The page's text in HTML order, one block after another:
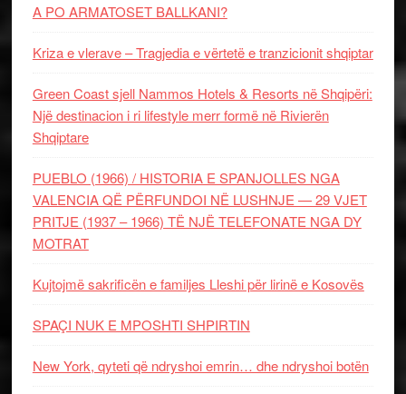
A PO ARMATOSET BALLKANI?
Kriza e vlerave – Tragjedia e vërtetë e tranzicionit shqiptar
Green Coast sjell Nammos Hotels & Resorts në Shqipëri:
Një destinacion i ri lifestyle merr formë në Rivierën
Shqiptare
PUEBLO (1966) / HISTORIA E SPANJOLLES NGA
VALENCIA QË PËRFUNDOI NË LUSHNJE — 29 VJET
PRITJE (1937 – 1966) TË NJË TELEFONATE NGA DY
MOTRAT
Kujtojmë sakrificën e familjes Lleshi për lirinë e Kosovës
SPAÇI NUK E MPOSHTI SHPIRTIN
New York, qyteti që ndryshoi emrin… dhe ndryshoi botën